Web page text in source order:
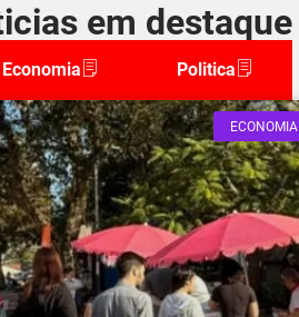
em destaque
Economia Politica
ECONOMIA